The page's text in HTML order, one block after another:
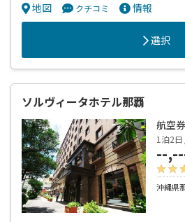
地図 クチコミ 情報
選択
ソルヴィータホテル那覇
航空
1泊2日
--
沖縄県